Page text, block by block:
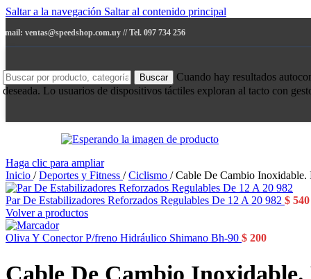
Saltar a la navegación Saltar al contenido principal
mail: ventas@speedshop.com.uy // Tel. 097 734 256
Buscar
Cuando hay resultados
deseada. Lo usuarios de dispositivos táctiles exploran al tacto con
Haga clic para ampliar
Inicio / Deportes y Fitness / Ciclismo / Cable De Cambio Inoxidable.
Par De Estabilizadores Reforzados Regulables De 12 A 20 982 $ 540
Volver a productos
Oliva Y Conector P/freno Hidráulico Shimano Bh-90 $ 200
Cable De Cambio